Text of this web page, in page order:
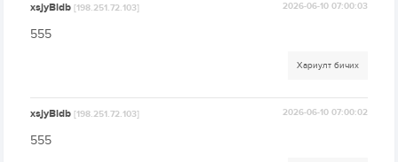
xsjyBldb[198.251.72.103] 2026-06-10 07:00:03
555
Хариулт бичих
xsjyBldb[198.251.72.103] 2026-06-10 07:00:02
555